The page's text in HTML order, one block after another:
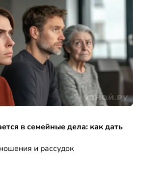
в семейные дела: как дать
и рассудок